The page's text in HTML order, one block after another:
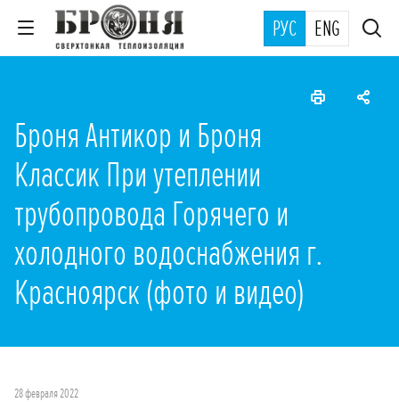
РУС ENG
Броня Антикор и Броня
Классик При утеплении
трубопровода Горячего и
холодного водоснабжения г.
Красноярск (фото и видео)
28 февраля 2022